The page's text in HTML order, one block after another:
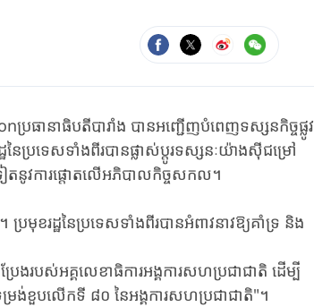
ធានាធិបតីបារាំង បានអញ្ជើញបំពេញទស្សនកិច្ចផ្លូវ
នៃប្រទេសទាំងពីរបានផ្លាស់ប្តូរទស្សនៈយ៉ាងស៊ីជម្រៅ
តនូវការផ្តោតលើអភិបាលកិច្ចសកល។
មុខរដ្ឋនៃប្រទេសទាំងពីរបានអំពាវនាវឱ្យគាំទ្រ និង
ងរបស់អគ្គលេខាធិការអង្គការសហប្រជាជាតិ ដើម្បី
រង់ខួបលើកទី ៨០ នៃអង្គការសហប្រជាជាតិ"។